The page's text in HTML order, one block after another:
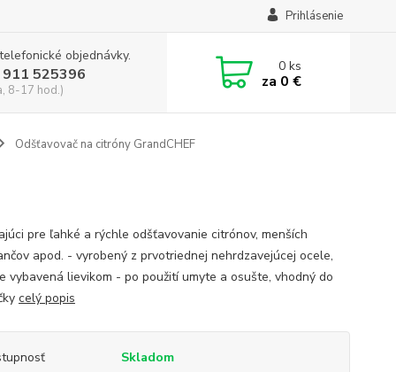
Prihlásenie
objednávky.
525396
8-17 hod.)
0ks
za 0 €
Odšťavovač na citróny GrandCHEF
pre ľahké a rýchle odšťavovanie citrónov, menších
apod. - vyrobený z prvotriednej nehrdzavejúcej ocele,
vybavená lievikom - po použití umyte a osušte, vhodný do
celý popis
Skladom